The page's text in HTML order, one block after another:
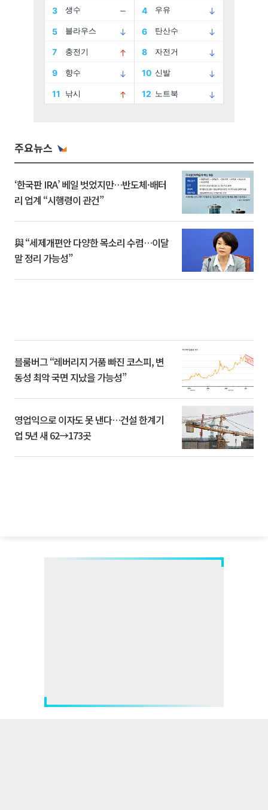
주요뉴스
‘한국판 IRA’ 베일 벗었지만…반도체·배터
리 업계 “시행령이 관건”
與 “세제개편안 다양한 목소리 수렴…이달
말 정리 가능성”
블룸버그 “레버리지 거품 빠진 코스피, 변
동성 최악 국면 지났을 가능성”
영업익으로 이자도 못 낸다…건설 한계기
업 5년 새 62→173곳